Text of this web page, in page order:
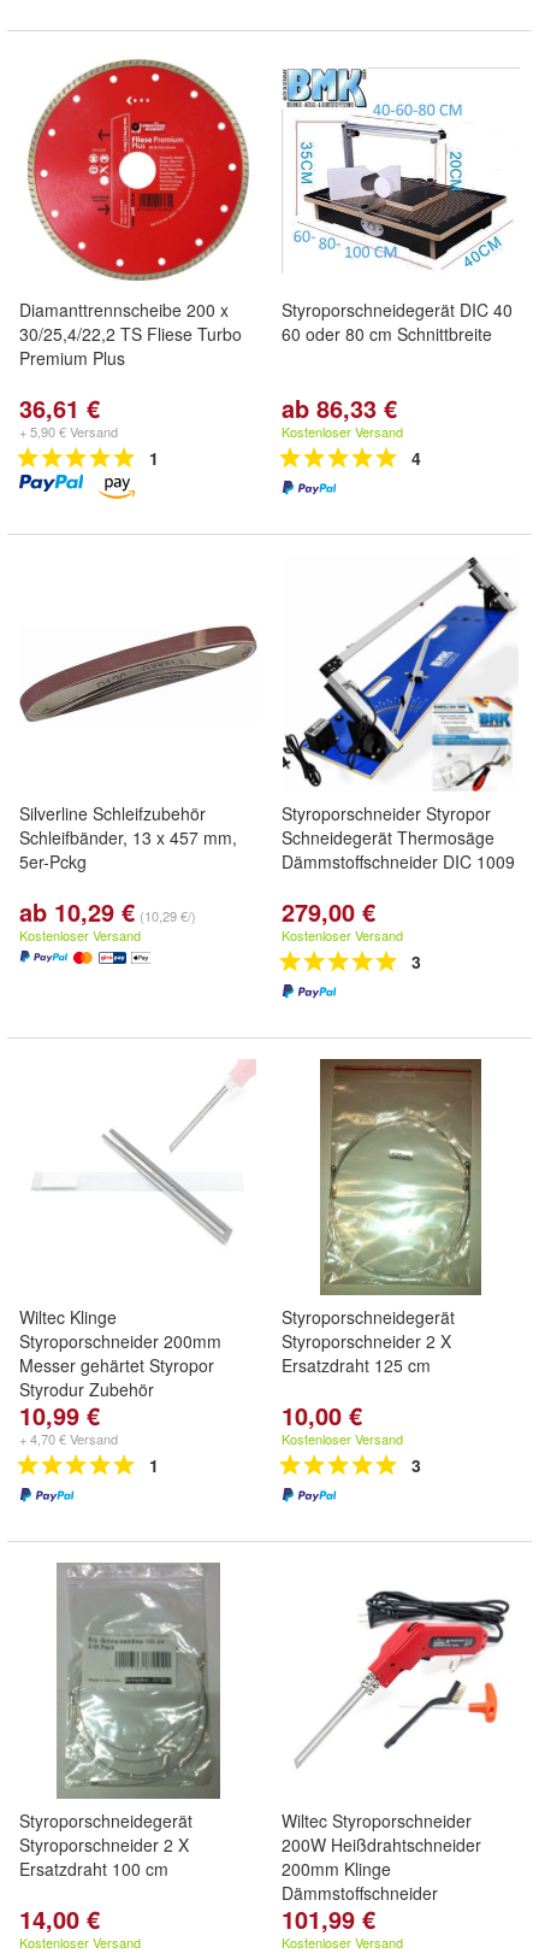
Diamanttrennscheibe 200 x
30/25,4/22,2 TS Fliese Turbo
Premium Plus
36,61 €
+ 5,90 € Versand
1
Styroporschneidegerät DIC 40
60 oder 80 cm Schnittbreite
ab 86,33 €
Kostenloser Versand
4
Silverline Schleifzubehör
Schleifbänder, 13 x 457 mm,
5er-Pckg
ab 10,29 € (10,29 €/)
Kostenloser Versand
Styroporschneider Styropor
Schneidegerät Thermosäge
Dämmstoffschneider DIC 1009
279,00 €
Kostenloser Versand
3
Wiltec Klinge
Styroporschneider 200mm
Messer gehärtet Styropor
Styrodur Zubehör
10,99 €
+ 4,70 € Versand
1
Styroporschneidegerät
Styroporschneider 2 X
Ersatzdraht 125 cm
10,00 €
Kostenloser Versand
3
Styroporschneidegerät
Styroporschneider 2 X
Ersatzdraht 100 cm
14,00 €
Kostenloser Versand
Wiltec Styroporschneider
200W Heißdrahtschneider
200mm Klinge
Dämmstoffschneider
101,99 €
Kostenloser Versand